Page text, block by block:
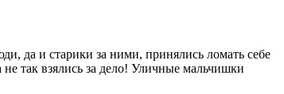
да и старики за ними, принялись ломать себе
так взялись за дело! Уличные мальчишки